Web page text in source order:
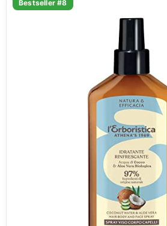
Bestseller #8